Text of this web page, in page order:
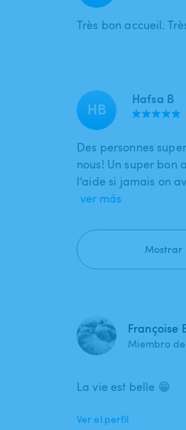
Très bon accueil.
HB Hafsa B
Des personnes
nous! Un super bon
l’aide si jamais on
ver más
Mostrar
Françoise
Miembro
La vie est belle 😁
Ver el perfil